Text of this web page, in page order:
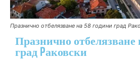
Празнично отбелязване на 58 години град
Празнично отбелязване
град Pаковски